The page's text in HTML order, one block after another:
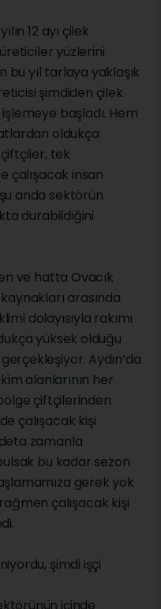
12 ayı çilek
üreticiler yüzlerini
yıl tarlaya yaklaşık
şimdiden çilek
başladı. Hem
oldukça
tek
çalışacak insan
anda sektörün
durabildiğini
ve hatta Ovacık
arasında
dolayısıyla rakımı
yüksek olduğu
Aydın’da
alanlarının her
çiftçilerinden
çalışacak kişi
zamanla
bu kadar sezon
gerek yok
çalışacak kişi
şimdi işçi
içinde